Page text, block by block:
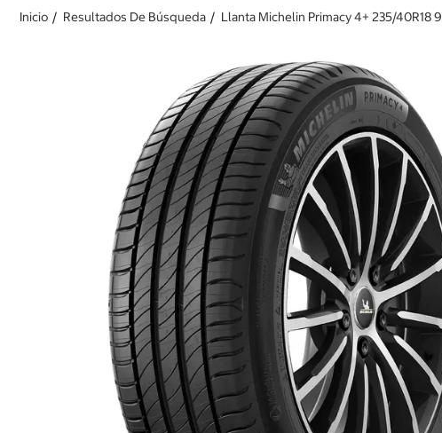
Inicio Resultados De Búsqueda Llanta Michelin Primacy 4+ 235/40R18